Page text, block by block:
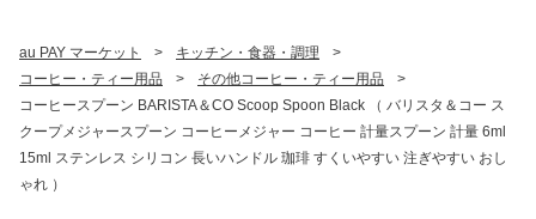
au PAY マーケット > キッチン・食器・調理
>
コーヒー・ティー用品
> その他コーヒー・ティー用品
>
コーヒースプーン BARISTA＆CO Scoop Spoon Black （ バリスタ＆コー ス
クープメジャースプーン コーヒーメジャー コーヒー 計量スプーン 計量 6ml
15ml ステンレス シリコン 長いハンドル 珈琲 すくいやすい 注ぎやすい おし
ゃれ ）